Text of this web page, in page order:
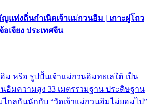
แห่งถิ่นกำเนิดเจ้าแม่กวนอิม | เกาะผู่โถว
เจียง ประเทศจีน
ม หรือ รูปปั้นเจ้าแม่กวนอิมทะเลใต้ เป็น
นอิมความสูง 33 เมตรรวมฐาน ประดิษฐาน
ไกลกันนักกับ “วัดเจ้าแม่กวนอิมไม่ยอมไป”